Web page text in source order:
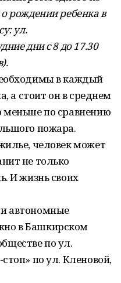
о рождении ребенка в
ул.
дни с 8 до 17.30
в каждый
а стоит он в среднем
меньше по сравнению
пожара.
человек может
не только
И жизнь своих
автономные
в Башкирском
по ул.
по ул. Кленовой,